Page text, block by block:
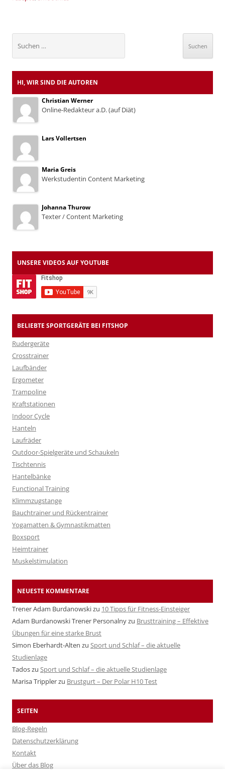
nach:
HI, WIR SIND DIE AUTOREN
Christian Werner
Online-Redakteur a.D. (auf Diät)
Lars Vollertsen
Maria Greis
Werkstudentin Content Marketing
Johanna Thurow
Texter / Content Marketing
UNSERE VIDEOS AUF YOUTUBE
BELIEBTE SPORTGERÄTE BEI FITSHOP
Rudergeräte
Crosstrainer
Laufbänder
Ergometer
Trampoline
Kraftstationen
Indoor Cycle
Hanteln
Laufräder
Outdoor-Spielgeräte und Schaukeln
Tischtennis
Hantelbänke
Functional Training
Klimmzugstange
Bauchtrainer und Rückentrainer
Yogamatten & Gymnastikmatten
Boxsport
Heimtrainer
Muskelstimulation
NEUESTE KOMMENTARE
Trener Adam Burdanowskizu 10 Tipps für Fitness-Einsteiger
Adam Burdanowski Trener Personalnyzu Brusttraining – Effektive
Übungen für eine starke Brust
Simon Eberhardt-Alten zu Sport und Schlaf – die aktuelle
Studienlage
Tadoszu Sport und Schlaf – die aktuelle Studienlage
Marisa Tripplerzu Brustgurt – Der Polar H10 Test
SEITEN
Blog-Regeln
Datenschutzerklärung
Kontakt
Über das Blog